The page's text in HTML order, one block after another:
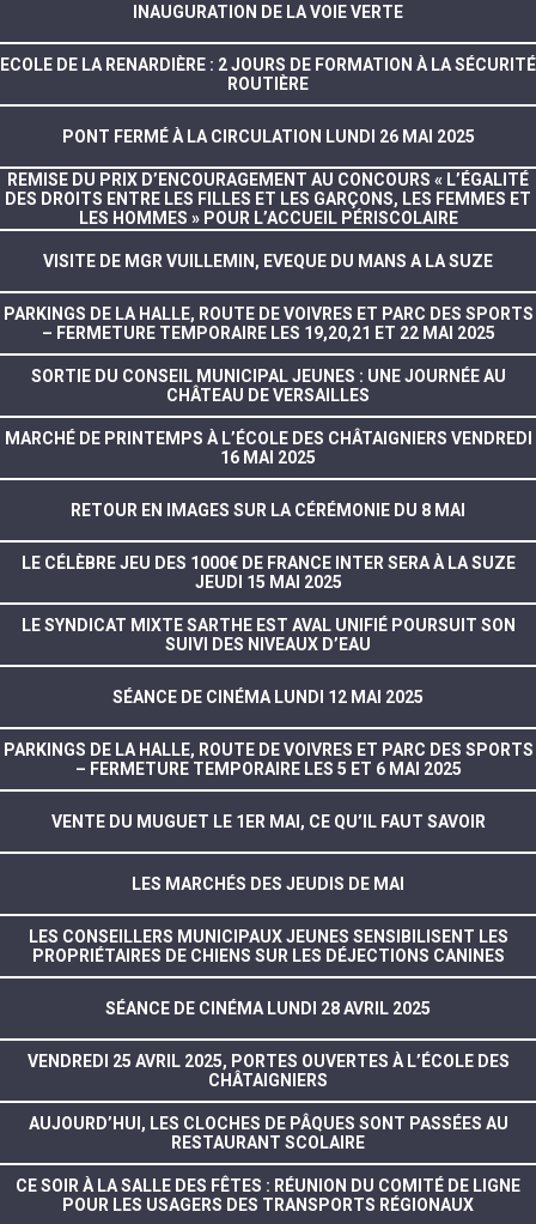
INAUGURATION DE LA VOIE VERTE
ECOLE DE LA RENARDIÈRE : 2 JOURS DE FORMATION À LA SÉCURITÉ
ROUTIÈRE
PONT FERMÉ À LA CIRCULATION LUNDI 26 MAI 2025
REMISE DU PRIX D’ENCOURAGEMENT AU CONCOURS « L’ÉGALITÉ
DES DROITS ENTRE LES FILLES ET LES GARÇONS, LES FEMMES ET
LES HOMMES » POUR L’ACCUEIL PÉRISCOLAIRE
VISITE DE MGR VUILLEMIN, EVEQUE DU MANS A LA SUZE
PARKINGS DE LA HALLE, ROUTE DE VOIVRES ET PARC DES SPORTS
– FERMETURE TEMPORAIRE LES 19,20,21 ET 22 MAI 2025
SORTIE DU CONSEIL MUNICIPAL JEUNES : UNE JOURNÉE AU
CHÂTEAU DE VERSAILLES
MARCHÉ DE PRINTEMPS À L’ÉCOLE DES CHÂTAIGNIERS VENDREDI
16 MAI 2025
RETOUR EN IMAGES SUR LA CÉRÉMONIE DU 8 MAI
LE CÉLÈBRE JEU DES 1000€ DE FRANCE INTER SERA À LA SUZE
JEUDI 15 MAI 2025
LE SYNDICAT MIXTE SARTHE EST AVAL UNIFIÉ POURSUIT SON
SUIVI DES NIVEAUX D’EAU
SÉANCE DE CINÉMA LUNDI 12 MAI 2025
PARKINGS DE LA HALLE, ROUTE DE VOIVRES ET PARC DES SPORTS
– FERMETURE TEMPORAIRE LES 5 ET 6 MAI 2025
VENTE DU MUGUET LE 1ER MAI, CE QU’IL FAUT SAVOIR
LES MARCHÉS DES JEUDIS DE MAI
LES CONSEILLERS MUNICIPAUX JEUNES SENSIBILISENT LES
PROPRIÉTAIRES DE CHIENS SUR LES DÉJECTIONS CANINES
SÉANCE DE CINÉMA LUNDI 28 AVRIL 2025
VENDREDI 25 AVRIL 2025, PORTES OUVERTES À L’ÉCOLE DES
CHÂTAIGNIERS
AUJOURD’HUI, LES CLOCHES DE PÂQUES SONT PASSÉES AU
RESTAURANT SCOLAIRE
CE SOIR À LA SALLE DES FÊTES : RÉUNION DU COMITÉ DE LIGNE
POUR LES USAGERS DES TRANSPORTS RÉGIONAUX